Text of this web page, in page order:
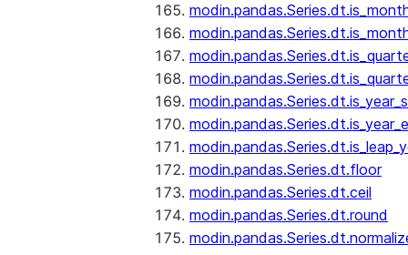
modin.pandas.Series.dt.floor
modin.pandas.Series.dt.ceil
modin.pandas.Series.dt.round